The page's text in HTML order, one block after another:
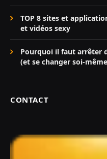
TOP 8 sites et
et vidéos sexy
Pourquoi il faut arrêter
(et se changer soi-
CONTACT